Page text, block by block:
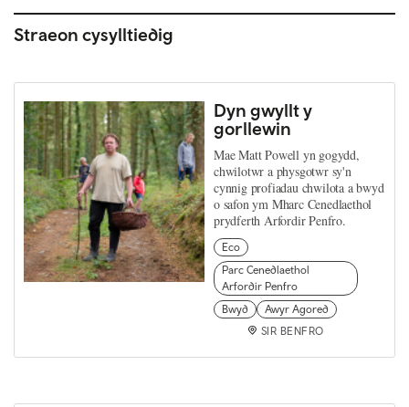
Straeon cysylltiedig
Dyn gwyllt y
gorllewin
Mae Matt Powell yn gogydd,
chwilotwr a physgotwr sy'n
cynnig profiadau chwilota a bwyd
o safon ym Mharc Cenedlaethol
prydferth Arfordir Penfro.
Eco
Parc Cenedlaethol
Arfordir Penfro
Bwyd
Awyr Agored
SIR BENFRO